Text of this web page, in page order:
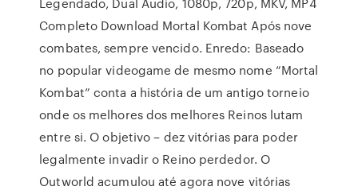
Completo Download Mortal Kombat Após nove
combates, sempre vencido. Enredo: Baseado
no popular videogame de mesmo nome “Mortal
Kombat” conta a história de um antigo torneio
onde os melhores dos melhores Reinos lutam
entre si. O objetivo – dez vitórias para poder
legalmente invadir o Reino perdedor. O
Outworld acumulou até agora nove vitórias